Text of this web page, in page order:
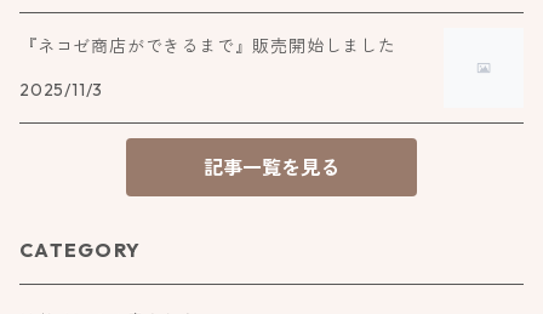
『ネコゼ商店ができるまで』販売開始しました
2025/11/3
記事一覧を見る
CATEGORY